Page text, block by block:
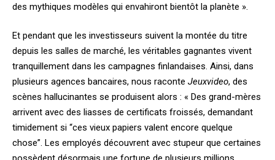
des mythiques modèles qui envahiront bientôt la planète ».
Et pendant que les investisseurs suivent la montée du titre
depuis les salles de marché, les véritables gagnantes vivent
tranquillement dans les campagnes finlandaises. Ainsi, dans
plusieurs agences bancaires, nous raconte Jeuxvideo, des
scènes hallucinantes se produisent alors : « Des grand-mères
arrivent avec des liasses de certificats froissés, demandant
timidement si “ces vieux papiers valent encore quelque
chose”. Les employés découvrent avec stupeur que certaines